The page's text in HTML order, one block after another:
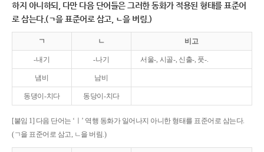
하지 아니하되, 다만 다음 단어들은 그러한 동화가 적용된 형태를 표준어
로 삼는다.(ㄱ을 표준어로 삼고, ㄴ을 버림.)
ㄱ ㄴ 비고
-내기 -나기 서울-, 시골-, 신출-, 풋-.
냄비 남비
동댕이-치다 동당이-치다
[붙임 1] 다음 단어는 ‘ㅣ’ 역행 동화가 일어나지 아니한 형태를 표준어로 삼는다.
(ㄱ을 표준어로 삼고, ㄴ을 버림.)